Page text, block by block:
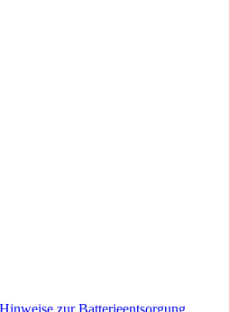
zur Batterieentsorgung